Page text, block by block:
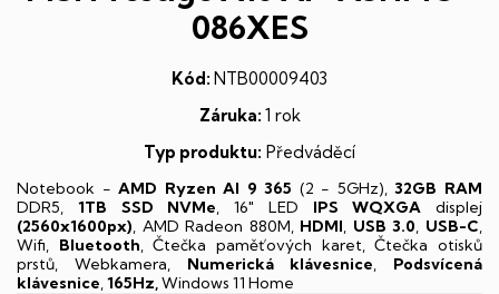
086XES
Kód: NTB00009403
Záruka: 1 rok
Typ produktu: Předváděcí
Notebook -AMD Ryzen AI 9 365 (2 - 5GHz),32GB RAM
DDR5, 1TB SSD NVMe, 16" LED IPS WQXGA displej
(2560x1600px), AMD Radeon 880M, HDMI, USB 3.0, USB-C,
Wifi, Bluetooth, Čtečka paměťových karet, Čtečka otisků
prstů, Webkamera, Numerická klávesnice, Podsvícená
klávesnice,165Hz,Windows 11 Home